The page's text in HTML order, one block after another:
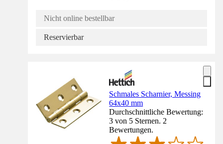
Nicht online bestellbar
Reservierbar
Schmales Scharnier, Messing
64x40 mm
Durchschnittliche Bewertung:
3 von 5 Sternen. 2
Bewertungen.